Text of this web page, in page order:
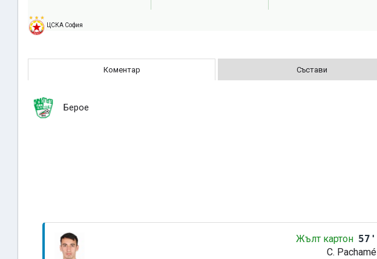
ЦСКА София
Коментар Състави
Берое
Жълт картон 57'
C. Pachamé